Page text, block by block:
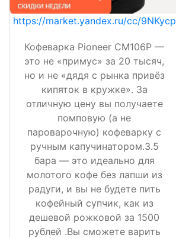
https://market.yandex.ru/cc/9NKycp
Кофеварка Pioneer CM106P —
это не «примус» за 20 тысяч,
но и не «дядя с рынка привёз
кипяток в кружке». За
отличную цену вы получаете
помповую (а не
пароварочную) кофеварку с
ручным капучинатором.3.5
бара — это идеально для
молотого кофе без лапши из
радуги, и вы не будете пить
кофейный супчик, как из
дешевой рожковой за 1500
рублей .Вы сможете варить